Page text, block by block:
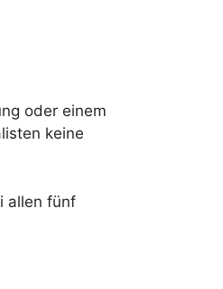
oder einem
keine
allen fünf